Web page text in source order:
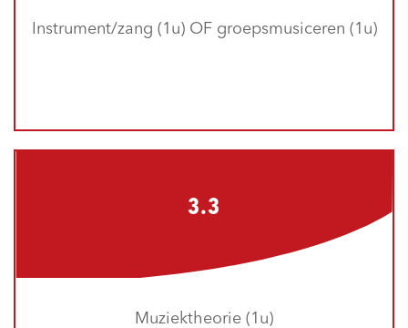
Instrument/zang (1u) OF groepsmusiceren (1u)
3.3
Muziektheorie (1u)